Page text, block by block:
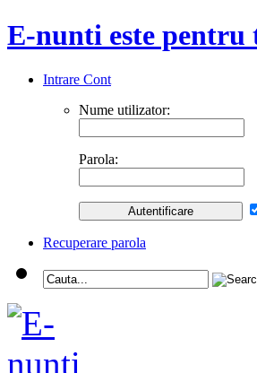
E-nunti este pentru
Intrare Cont
Nume utilizator:
Parola:
Recuperare parola